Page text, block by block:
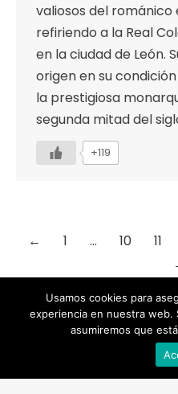
valiosos del románico
refiriendo a la Real
en la ciudad de León.
origen en su
la prestigiosa
segunda mitad del
+119
← 1 … 10 11
Designed by
POLÍTICA DE
Usamos cookies para
experiencia en nuestra web.
asumiremos que